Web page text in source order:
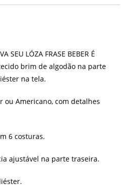
SEU LÓZA FRASE BEBER É
brim de algodão na parte
na tela.
ou Americano, com detalhes
6 costuras.
ajustável na parte traseira.